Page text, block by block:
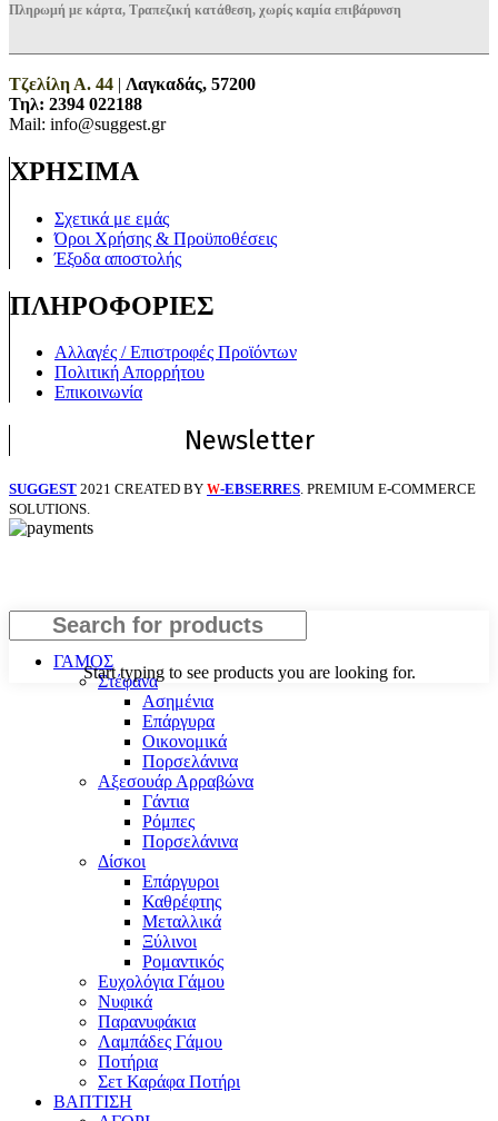
Πληρωμή με κάρτα, Τραπεζική κατάθεση, χωρίς καμία επιβάρυνση
Τζελίλη Α. 44 | Λαγκαδάς, 57200
Τηλ: 2394 022188
Mail: info@suggest.gr
ΧΡΗΣΙΜΑ
Σχετικά με εμάς
Όροι Χρήσης & Προϋποθέσεις
Έξοδα αποστολής
ΠΛΗΡΟΦΟΡΙΕΣ
Αλλαγές / Επιστροφές Προϊόντων
Πολιτική Απορρήτου
Επικοινωνία
Newsletter
SUGGEST 2021 CREATED BY W-EBSERRES. PREMIUM E-COMMERCE
SOLUTIONS.
Start typing to see products you are looking for.
Search
ΓΑΜΟΣ
Στέφανα
Ασημένια
Επάργυρα
Οικονομικά
Πορσελάνινα
Αξεσουάρ Αρραβώνα
Γάντια
Ρόμπες
Πορσελάνινα
Δίσκοι
Επάργυροι
Καθρέφτης
Μεταλλικά
Ξύλινοι
Ρομαντικός
Ευχολόγια Γάμου
Νυφικά
Παρανυφάκια
Λαμπάδες Γάμου
Ποτήρια
Σετ Καράφα Ποτήρι
ΒΑΠΤΙΣΗ